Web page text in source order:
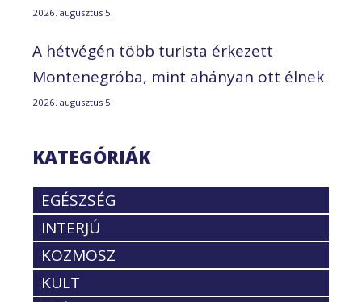
2026. augusztus 5.
A hétvégén több turista érkezett
Montenegróba, mint ahányan ott élnek
2026. augusztus 5.
KATEGÓRIÁK
EGÉSZSÉG
INTERJÚ
KOZMOSZ
KULT